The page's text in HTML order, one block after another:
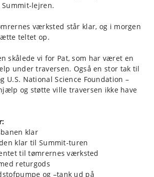
lejren.
værksted står klar, og i morgen
teltet op.
skålede vi for Pat, som har været en
under traversen. Også en stor tak til
U.S. National Science Foundation –
og støtte ville traversen ikke have
klar
klar til Summit-turen
til tømrernes værksted
returgods
og –tank ud på